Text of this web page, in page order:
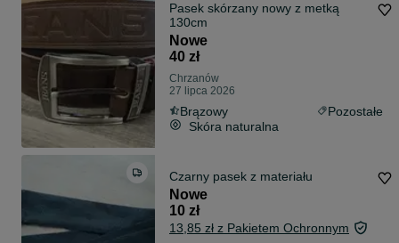
Pasek skórzany nowy z metką
130cm
Nowe
40 zł
Chrzanów
27 lipca 2026
Brązowy
Pozostałe
Skóra naturalna
Czarny pasek z materiału
Nowe
10 zł
13,85 zł z Pakietem Ochronnym